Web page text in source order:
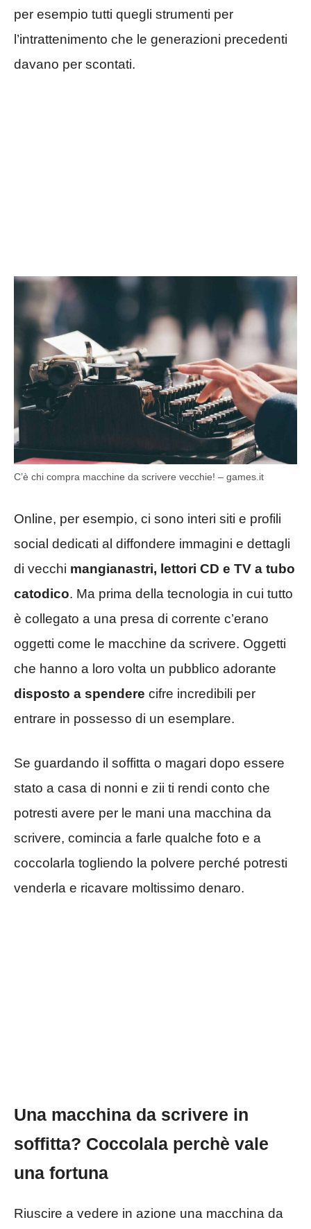
per esempio tutti quegli strumenti per
l’intrattenimento che le generazioni precedenti
davano per scontati.
C’è chi compra macchine da scrivere vecchie! – games.it
Online, per esempio, ci sono interi siti e profili
social dedicati al diffondere immagini e dettagli
di vecchi mangianastri, lettori CD e TV a tubo
catodico. Ma prima della tecnologia in cui tutto
è collegato a una presa di corrente c’erano
oggetti come le macchine da scrivere. Oggetti
che hanno a loro volta un pubblico adorante
disposto a spendere cifre incredibili per
entrare in possesso di un esemplare.
Se guardando il soffitta o magari dopo essere
stato a casa di nonni e zii ti rendi conto che
potresti avere per le mani una macchina da
scrivere, comincia a farle qualche foto e a
coccolarla togliendo la polvere perché potresti
venderla e ricavare moltissimo denaro.
Una macchina da scrivere in
soffitta? Coccolala perchè vale
una fortuna
Riuscire a vedere in azione una macchina da